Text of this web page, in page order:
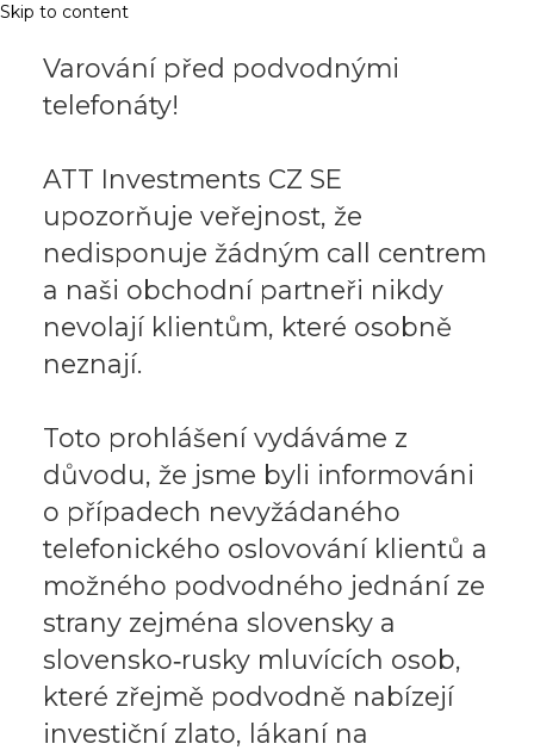
Skip to content
Varování před podvodnými
telefonáty!
ATT Investments CZ SE
upozorňuje veřejnost, že
nedisponuje žádným call centrem
a naši obchodní partneři nikdy
nevolají klientům, které osobně
neznají.
Toto prohlášení vydáváme z
důvodu, že jsme byli informováni
o případech nevyžádaného
telefonického oslovování klientů a
možného podvodného jednání ze
strany zejména slovensky a
slovensko‑rusky mluvících osob,
které zřejmě podvodně nabízejí
investiční zlato, lákaní na